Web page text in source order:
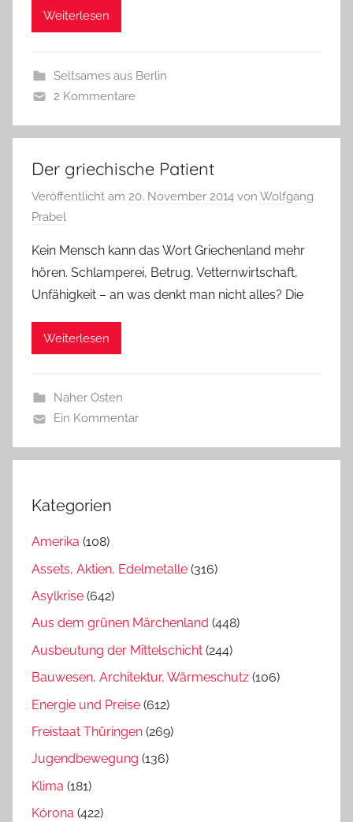
Weiterlesen
Seltsames aus Berlin
2 Kommentare
Der griechische Patient
Veröffentlicht am 20. November 2014 von Wolfgang
Prabel
Kein Mensch kann das Wort Griechenland mehr
hören. Schlamperei, Betrug, Vetternwirtschaft,
Unfähigkeit – an was denkt man nicht alles? Die
Weiterlesen
Naher Osten
Ein Kommentar
Kategorien
Amerika (108)
Assets, Aktien, Edelmetalle (316)
Asylkrise (642)
Aus dem grünen Märchenland (448)
Ausbeutung der Mittelschicht (244)
Bauwesen, Architektur, Wärmeschutz (106)
Energie und Preise (612)
Freistaat Thüringen (269)
Jugendbewegung (136)
Klima (181)
Kórona (422)